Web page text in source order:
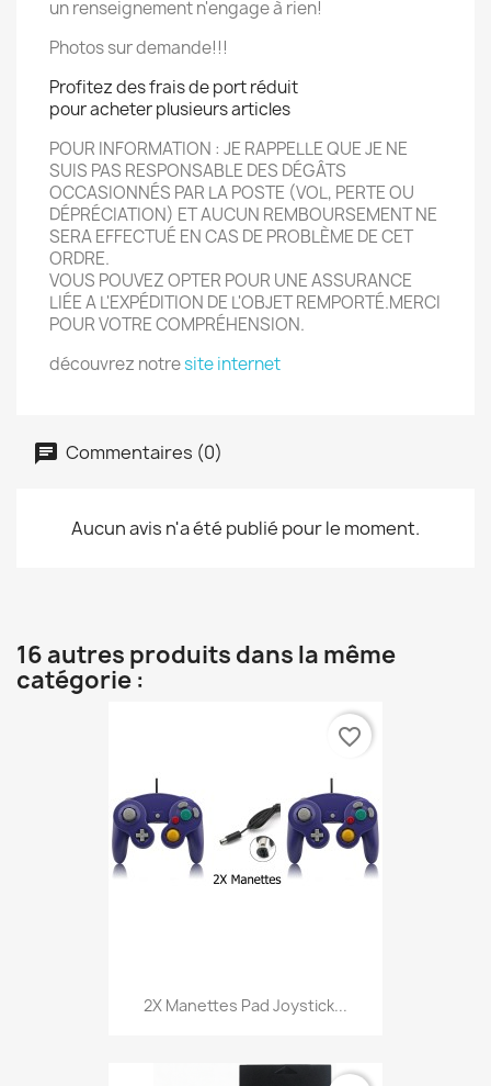
un renseignement n'engage à rien!
Photos sur demande!!!
Profitez des frais de port réduit
pour acheter plusieurs articles
POUR INFORMATION : JE RAPPELLE QUE JE NE
SUIS PAS RESPONSABLE DES DÉGÂTS
OCCASIONNÉS PAR LA POSTE (VOL, PERTE OU
DÉPRÉCIATION) ET AUCUN REMBOURSEMENT NE
SERA EFFECTUÉ EN CAS DE PROBLÈME DE CET
ORDRE.
VOUS POUVEZ OPTER POUR UNE ASSURANCE
LIÉE A L'EXPÉDITION DE L'OBJET REMPORTÉ.MERCI
POUR VOTRE COMPRÉHENSION.
découvrez notresite internet
Commentaires (0)
Aucun avis n'a été publié pour le moment.
16 autres produits dans la même
catégorie :
2X Manettes Pad Joystick...
favorite_border